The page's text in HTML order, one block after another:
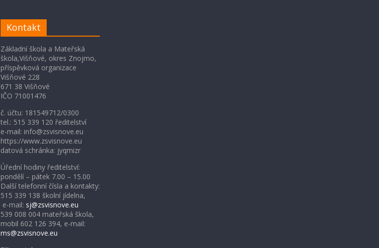
Kontakt
Základní škola a Mateřská
škola,Višňové, okres Znojmo,
příspěvková organizace
Višňové 228
671 38 Višňové
IČO 71001476
č. účtu: 181549712/0300
tel.: 515 339 120 ředitelství
e-mail: info@zsvisnove.eu
https://www.zsvisnove.eu
datová schránka: jyqmizr
Úřední hodiny ředitelství:
pondělí – pátek 7.00 – 15.00
Další telefonní čísla a kontakty:
515 339 138 školní jídelna,
e-mail: sj@zsvisnove.eu
539 008 004 mateřská škola,
mobil 602 126 394, e-mail:
ms@zsvisnove.eu